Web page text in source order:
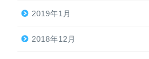
2019年1月
2018年12月